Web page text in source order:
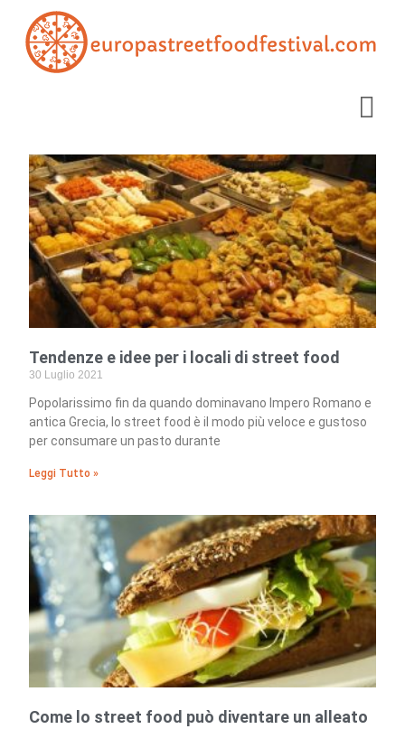
Tendenze e idee per i locali di street food
30 Luglio 2021
Popolarissimo fin da quando dominavano Impero Romano e
antica Grecia, lo street food è il modo più veloce e gustoso
per consumare un pasto durante
Leggi Tutto »
Come lo street food può diventare un alleato